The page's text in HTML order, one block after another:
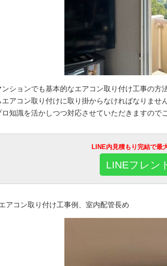
ションでも基本的なエアコン取り付け工事の
アコン取り付けに取り掛からなければなりません
知識を活かしつつ対応させていただきますので
LINE内見積もり完結で最
LINEフレン
アコン取り付け工事例、室内配管長め